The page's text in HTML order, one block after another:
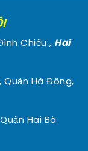
Chiểu , Hai
Quận Hà Đông,
Hai Bà